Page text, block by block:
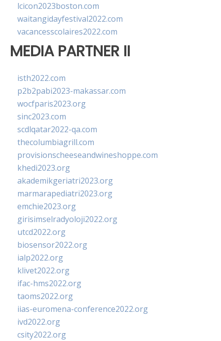
lcicon2023boston.com
waitangidayfestival2022.com
vacancesscolaires2022.com
MEDIA PARTNER II
isth2022.com
p2b2pabi2023-makassar.com
wocfparis2023.org
sinc2023.com
scdlqatar2022-qa.com
thecolumbiagrill.com
provisionscheeseandwineshoppe.com
khedi2023.org
akademikgeriatri2023.org
marmarapediatri2023.org
emchie2023.org
girisimselradyoloji2022.org
utcd2022.org
biosensor2022.org
ialp2022.org
klivet2022.org
ifac-hms2022.org
taoms2022.org
iias-euromena-conference2022.org
ivd2022.org
csity2022.org